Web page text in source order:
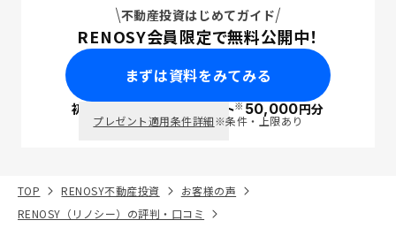
不動産投資はじめてガイド
RENOSY会員限定で無料公開中！
まずは資料をみてみる
初回面談で ポイント※50,000円分
プレゼント適用条件詳細※条件・上限あり
TOP RENOSY不動産投資
お客様の声
RENOSY（リノシー）の評判・口コミ